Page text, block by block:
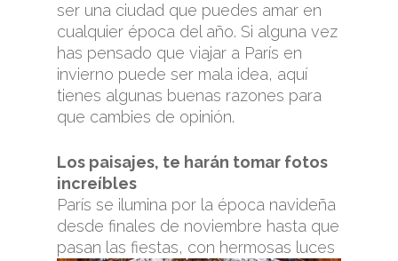
ser una ciudad que puedes amar en
cualquier época del año. Si alguna vez
has pensado que viajar a París en
invierno puede ser mala idea, aquí
tienes algunas buenas razones para
que cambies de opinión.
Los paisajes, te harán tomar fotos
increíbles
París se ilumina por la época navideña
desde finales de noviembre hasta que
pasan las fiestas, con hermosas luces